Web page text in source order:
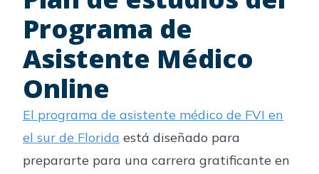
Programa de
Asistente Médico
Online
El programa de asistente médico de FVI en
el sur de Florida está diseñado para
prepararte para una carrera gratificante en